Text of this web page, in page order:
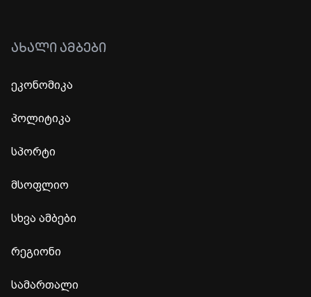
ᲐᲮᲐᲚᲘ ᲐᲛᲑᲔᲑᲘ
ეკონომიკა
პოლიტიკა
სპორტი
მსოფლიო
სხვა ამბები
რეგიონი
სამართალი